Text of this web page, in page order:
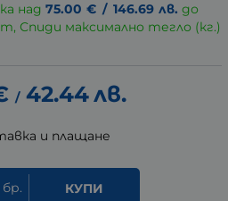
над 75.00 € / 146.69 лв. до
Спиди максимално тегло (кг.)
/ 42.44лв.
и плащане
бр. КУПИ